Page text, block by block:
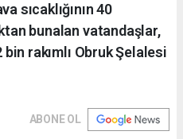
sıcaklığının 40
bunalan vatandaşlar,
rakımlı Obruk Şelalesi
ABONE OL